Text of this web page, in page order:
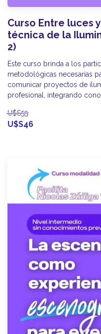
Curso Entre luces
técnica de la
2)
Este curso brinda a los
metodológicas necesarias
comunicar proyectos de
profesional, integrando
U$S55
U$S46